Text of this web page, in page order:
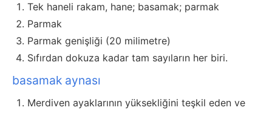
Tek haneli rakam, hane; basamak; parmak
Parmak
Parmak genişliği (20 milimetre)
Sıfırdan dokuza kadar tam sayıların her biri.
basamak aynası
Merdiven ayaklarının yüksekliğini teşkil eden ve